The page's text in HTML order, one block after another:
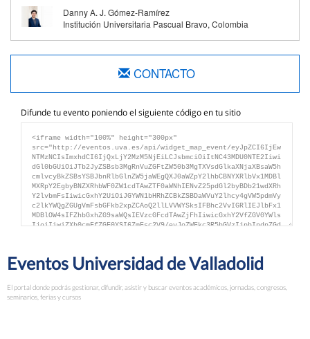
Danny A. J. Gómez-Ramírez
Institución Universitaria Pascual Bravo, Colombia
CONTACTO
Difunde tu evento poniendo el siguiente código en tu sitio
Eventos Universidad de Valladolid
El portal donde podrás gestionar, difundir, asistir y buscar eventos académicos, jornadas, congresos,
seminarios, ferias y cursos